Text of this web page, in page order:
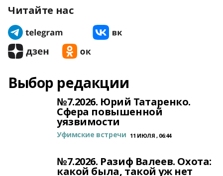
Читайте нас
Выбор редакции
№7.2026. Юрий Татаренко.
Сфера повышенной
уязвимости
Уфимские встречи 11 ИЮЛЯ , 06:44
№7.2026. Разиф Валеев. Охота:
какой была, такой уж нет